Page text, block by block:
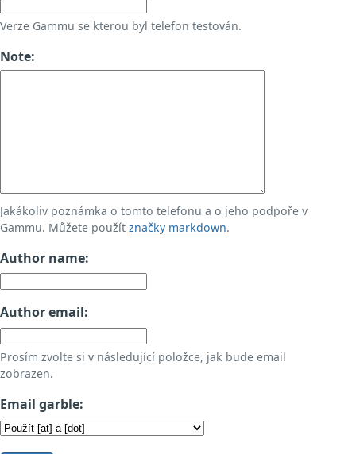
Verze Gammu se kterou byl telefon testován.
Note:
Jakákoliv poznámka o tomto telefonu a o jeho podpoře v
Gammu. Můžete použít značky markdown.
Author name:
Author email:
Prosím zvolte si v následující položce, jak bude email
zobrazen.
Email garble: